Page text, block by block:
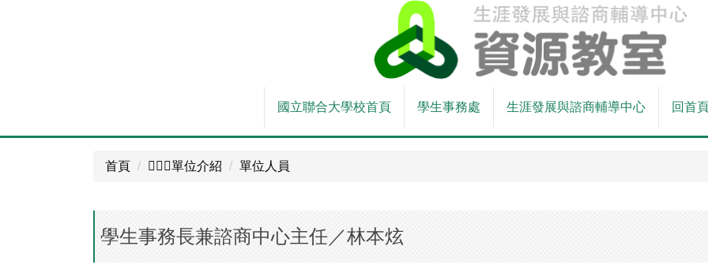
國立聯合大學校首頁 學生事務處 生涯發展與諮商輔導中心 回首
首頁 🙋🏼‍♀️單位介紹 單位人員
學生事務長兼諮商中心主任／林本炫